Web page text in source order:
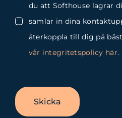
du att Softhouse lagrar
samlar in dina
återkoppla till dig på
vår integritetspolicy här.
Skicka